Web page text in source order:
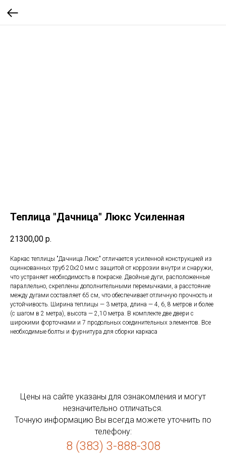
Теплица "Дачница" Люкс Усиленная
21300,00 р.
Каркас теплицы "Дачница Люкс" отличается усиленной конструкцией из
оцинкованных труб 20х20 мм с защитой от коррозии внутри и снаружи,
что устраняет необходимость в покраске. Двойные дуги, расположенные
параллельно, скреплены дополнительными перемычками, а расстояние
между дугами составляет 65 см, что обеспечивает отличную прочность и
устойчивость. Ширина теплицы — 3 метра, длина — 4, 6, 8 метров и более
(с шагом в 2 метра), высота — 2,10 метра. В комплекте две двери с
широкими форточками и 7 продольных соединительных элементов. Все
необходимые болты и фурнитура для сборки каркаса
Цены на сайте указаны для ознакомления и могут
незначительно отличаться.
Точную информацию Вы всегда можете уточнить по
телефону:
8 (383) 3-888-308